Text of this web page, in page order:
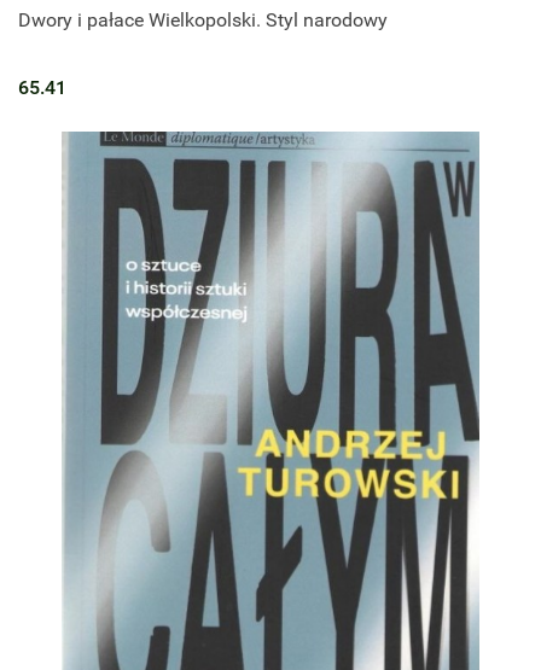
Dwory i pałace Wielkopolski. Styl narodowy
65.41